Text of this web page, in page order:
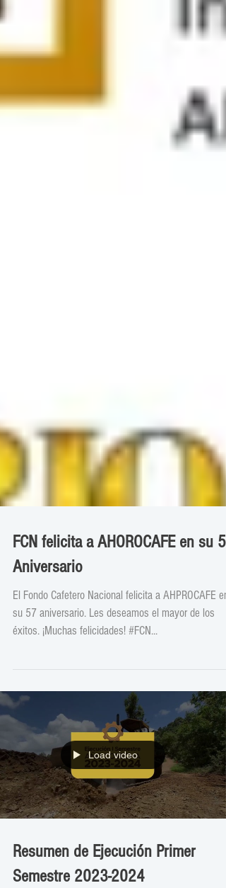
FCN felicita a AHOROCAFE en su 57
Aniversario
El Fondo Cafetero Nacional felicita a AHPROCAFE en
su 57 aniversario. Les deseamos el mayor de los
Load video
Resumen de Ejecución Primer